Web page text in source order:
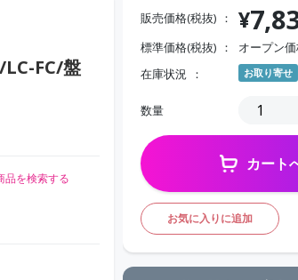
FC/盤
品を検索する
販売価格(税抜) ¥
標準価格(税抜)
オープン
在庫状況
お取り寄せ
数量
カート
お気に入りに追加